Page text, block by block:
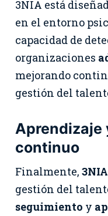
3NIA está
en el entorno
capacidad de
organizaciones
mejorando
gestión del
Aprendizaje
continuo
Finalmente, 3NIA
gestión del
seguimiento y